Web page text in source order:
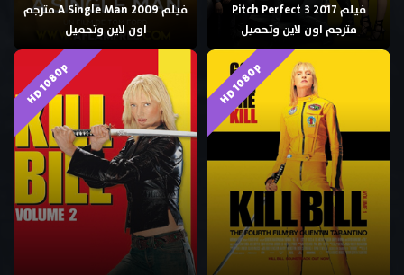
فيلم Pitch Perfect 3 2017
مترجم اون لاين وتحميل
فيلم A Single Man 2009 مترجم
اون لاين وتحميل
HD 1080p
HD 1080p